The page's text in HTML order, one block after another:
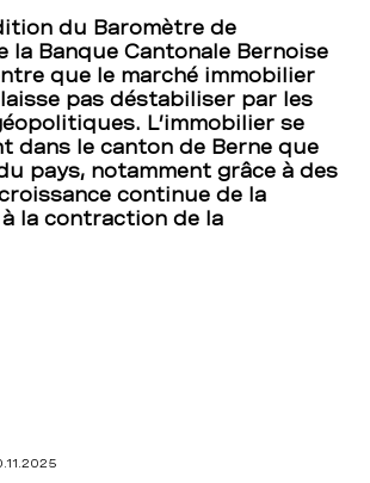
du Baromètre de
la Banque Cantonale Bernoise
que le marché immobilier
pas déstabiliser par les
L’immobilier se
dans le canton de Berne que
pays, notamment grâce à des
continue de la
la contraction de la